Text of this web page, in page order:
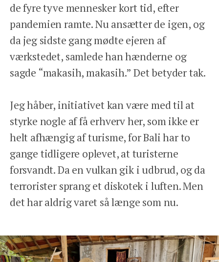
de fyre tyve mennesker kort tid, efter
pandemien ramte. Nu ansætter de igen, og
da jeg sidste gang mødte ejeren af
værkstedet, samlede han hænderne og
sagde “makasih, makasih.” Det betyder tak.
Jeg håber, initiativet kan være med til at
styrke nogle af få erhverv her, som ikke er
helt afhængig af turisme, for Bali har to
gange tidligere oplevet, at turisterne
forsvandt. Da en vulkan gik i udbrud, og da
terrorister sprang et diskotek i luften. Men
det har aldrig varet så længe som nu.